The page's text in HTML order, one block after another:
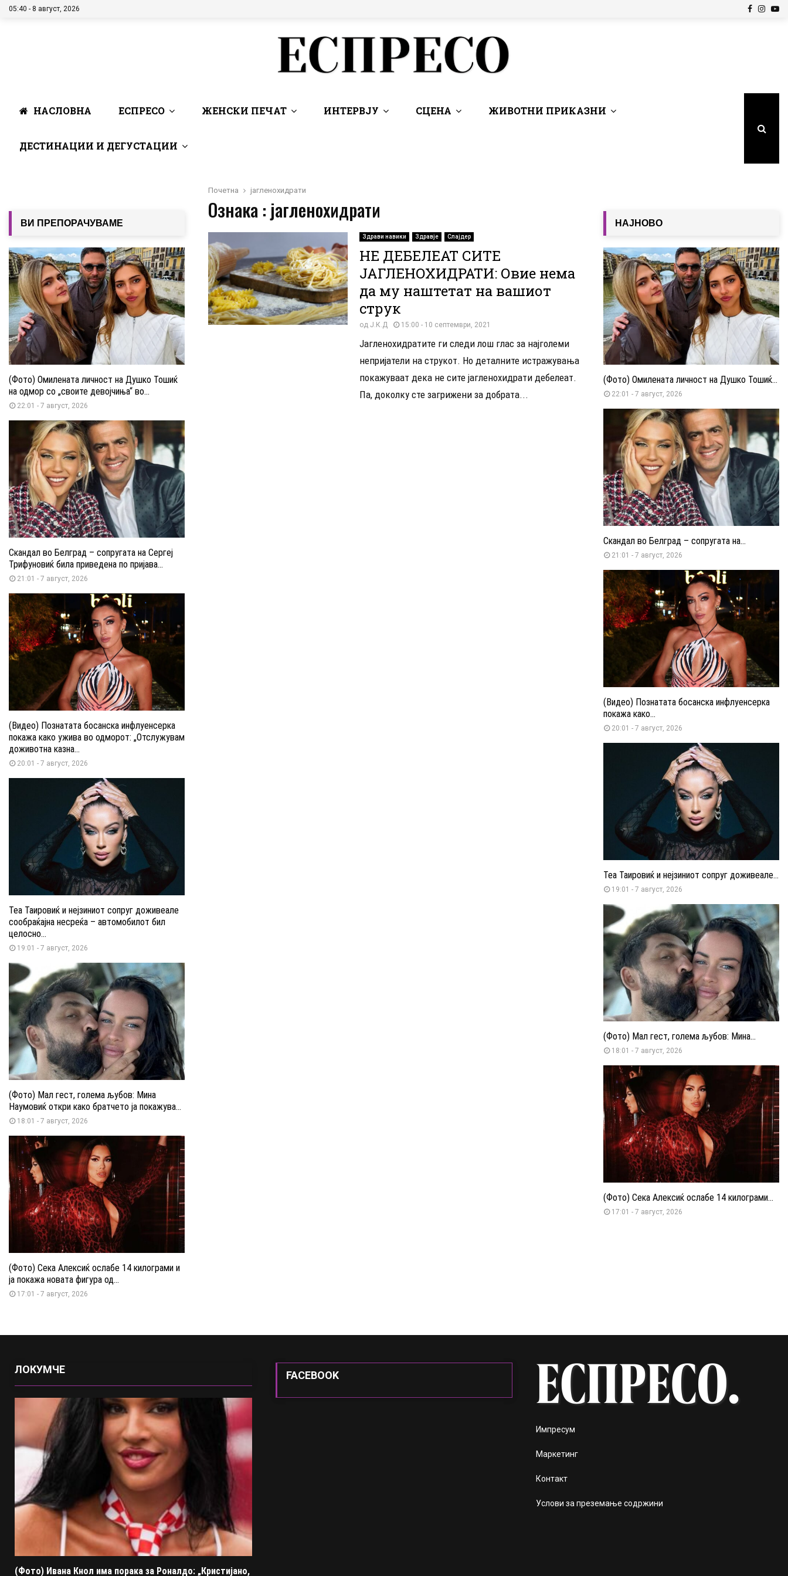
05:40 - 8 август, 2026 Facebook
НАСЛОВНА ЕСПРЕСО ЖЕНСКИ ПЕЧАТ ИНТЕРВЈУ СЦЕНА ЖИВОТНИ ПРИКАЗНИ
ДЕСТИНАЦИИ И ДЕГУСТАЦИИ
Почетна јагленохидрати
Ознака : јагленохидрати
Здрави навики Здравје Слајдер
НЕ ДЕБЕЛЕАТ СИТЕ
ЈАГЛЕНОХИДРАТИ: Овие нема
да му наштетат на вашиот
струк
од Ј.К.Д 15:00 - 10 септември, 2021
Јагленохидратите ги следи лош глас за најголеми
непријатели на струкот. Но деталните истражувања
покажуваат дека не сите јагленохидрати дебелеат.
Па, доколку сте загрижени за добрата...
ВИ ПРЕПОРАЧУВАМЕ
(Фото) Омилената личност на Душко Тошиќ
на одмор со „своите девојчиња“ во...
22:01 - 7 август, 2026
Скандал во Белград – сопругата на Сергеј
Трифуновиќ била приведена по пријава...
21:01 - 7 август, 2026
(Видео) Познатата босанска инфлуенсерка
покажа како ужива во одморот: „Отслужувам
доживотна казна...
20:01 - 7 август, 2026
Теа Таировиќ и нејзиниот сопруг доживеале
сообраќајна несреќа – автомобилот бил
целосно...
19:01 - 7 август, 2026
(Фото) Мал гест, голема љубов: Мина
Наумовиќ откри како братчето ја покажува...
18:01 - 7 август, 2026
(Фото) Сека Алексиќ ослабе 14 килограми и
ја покажа новата фигура од...
17:01 - 7 август, 2026
НАЈНОВО
(Фото) Омилената личност на Душко Тошиќ...
22:01 - 7 август, 2026
Скандал во Белград – сопругата на...
21:01 - 7 август, 2026
(Видео) Познатата босанска инфлуенсерка
покажа како...
20:01 - 7 август, 2026
Теа Таировиќ и нејзиниот сопруг доживеале...
19:01 - 7 август, 2026
(Фото) Мал гест, голема љубов: Мина...
18:01 - 7 август, 2026
(Фото) Сека Алексиќ ослабе 14 килограми...
17:01 - 7 август, 2026
ЛОКУМЧЕ
(Фото) Ивана Кнол има порака за Роналдо: „Кристијано,
FACEBOOK
Импресум
Маркетинг
Контакт
Услови за преземање содржини